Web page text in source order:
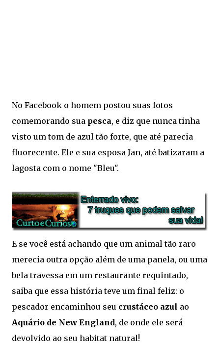
No Facebook o homem postou suas fotos
comemorando sua pesca, e diz que nunca tinha
visto um tom de azul tão forte, que até parecia
fluorecente. Ele e sua esposa Jan, até batizaram a
lagosta com o nome "Bleu".
E se você está achando que um animal tão raro
merecia outra opção além de uma panela, ou uma
bela travessa em um restaurante requintado,
saiba que essa história teve um final feliz: o
pescador encaminhou seu crustáceo azul ao
Aquário de New England, de onde ele será
devolvido ao seu habitat natural!